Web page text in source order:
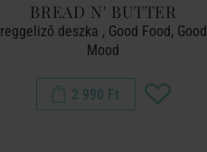
BREAD N' BUTTER
reggeliző deszka , Good Food, Good
Mood
2 990 Ft